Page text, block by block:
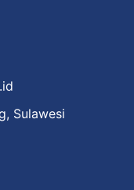
Sulawesi